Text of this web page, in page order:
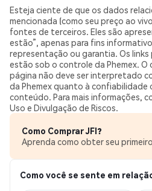
Esteja ciente de que os dados
mencionada (como seu preço ao
fontes de terceiros. Eles são
estão”, apenas para fins
representação ou garantia. Os
estão sob o controle da Phemex.
página não deve ser interpretado
da Phemex quanto à confiabilidade
conteúdo. Para mais informações,
Uso e Divulgação de Riscos.
Como Comprar JFI?
Aprenda como obter seu
Como você se sente em